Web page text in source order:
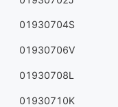
01930704S
01930706V
01930708L
01930710K